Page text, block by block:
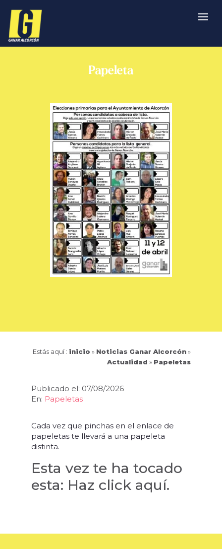
Papeleta
Estás aquí : inicio » Noticias Ganar Alcorcón»
Actualidad » Papeletas
Publicado el: 07/08/2026
En: Papeletas
Cada vez que pinchas en el enlace de
papeletas te llevará a una papeleta
distinta.
Esta vez te ha tocado
esta: Haz click aquí.